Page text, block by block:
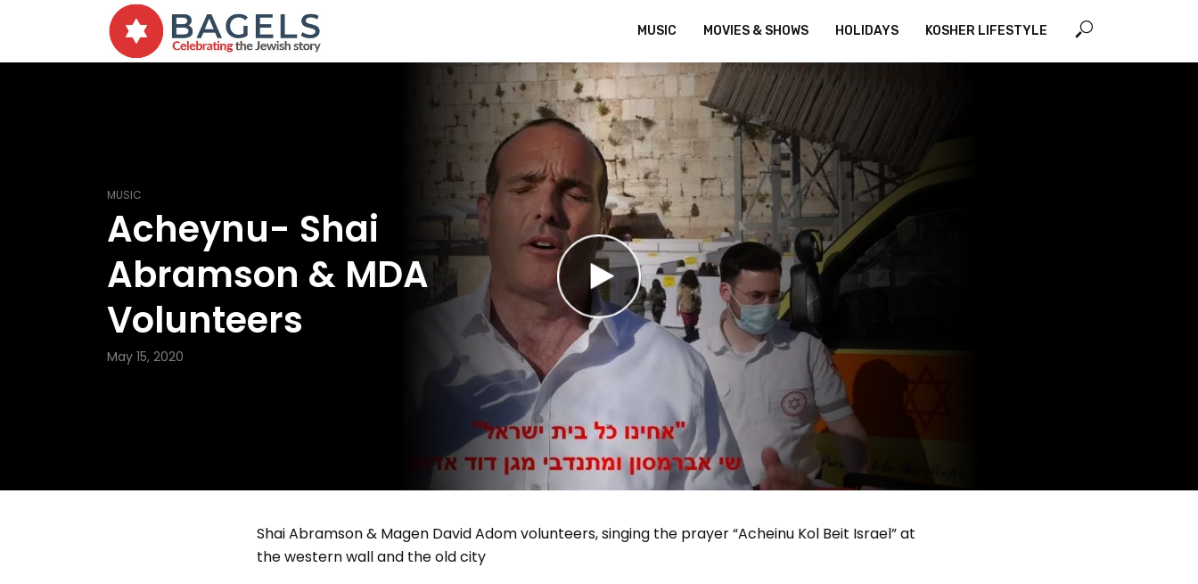
MUSIC MOVIES & SHOWS HOLIDAYS KOSHER LIFESTYLE
MUSIC
Acheynu- Shai
Abramson & MDA
Volunteers
May 15, 2020
Shai Abramson & Magen David Adom volunteers, singing the prayer “Acheinu Kol Beit Israel” at
the western wall and the old city